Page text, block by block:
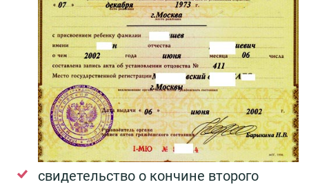
свидетельство о кончине второго